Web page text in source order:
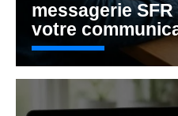
messagerie
votre